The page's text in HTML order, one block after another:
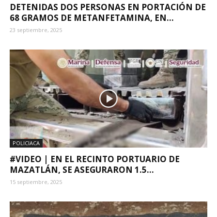
DETENIDAS DOS PERSONAS EN PORTACIÓN DE
68 GRAMOS DE METANFETAMINA, EN...
23 septiembre, 2025
POLICIACA
#VIDEO | EN EL RECINTO PORTUARIO DE
MAZATLÁN, SE ASEGURARON 1.5...
15 septiembre, 2025